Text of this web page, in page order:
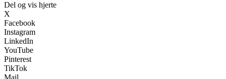
Del og vis hjerte
X
Facebook
Instagram
LinkedIn
YouTube
Pinterest
TikTok